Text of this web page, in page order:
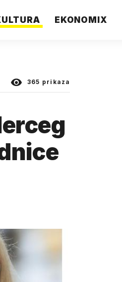
EKONOMIX
365 prikaza